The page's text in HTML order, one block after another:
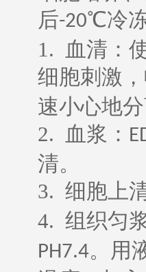
后-20℃冷
1.
血清：
细胞刺激
速小心地
2.
血浆：
清。
3. 细胞上
4. 组织匀
PH7.4。用